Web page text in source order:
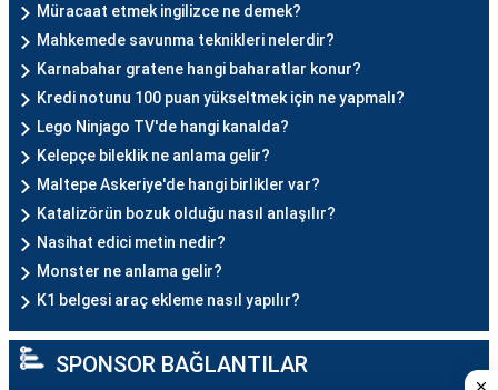
Müracaat etmek ingilizce ne demek?
Mahkemede savunma teknikleri nelerdir?
Karnabahar gratene hangi baharatlar konur?
Kredi notunu 100 puan yükseltmek için ne yapmalı?
Lego Ninjago TV'de hangi kanalda?
Kelepçe bileklik ne anlama gelir?
Maltepe Askeriye'de hangi birlikler var?
Katalizörün bozuk olduğu nasıl anlaşılır?
Nasihat edici metin nedir?
Monster ne anlama gelir?
K1 belgesi araç ekleme nasıl yapılır?
SPONSOR BAĞLANTILAR